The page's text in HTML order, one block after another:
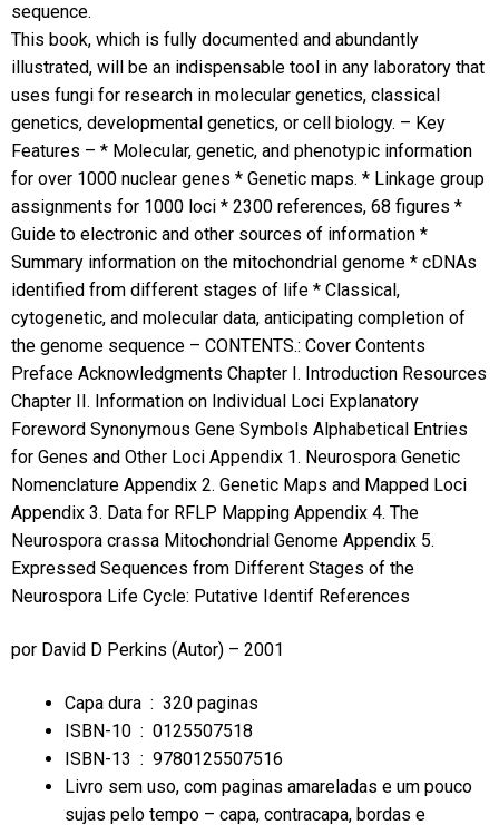
sequence.
This book, which is fully documented and abundantly
illustrated, will be an indispensable tool in any laboratory that
uses fungi for research in molecular genetics, classical
genetics, developmental genetics, or cell biology. – Key
Features – * Molecular, genetic, and phenotypic information
for over 1000 nuclear genes * Genetic maps. * Linkage group
assignments for 1000 loci * 2300 references, 68 figures *
Guide to electronic and other sources of information *
Summary information on the mitochondrial genome * cDNAs
identified from different stages of life * Classical,
cytogenetic, and molecular data, anticipating completion of
the genome sequence – CONTENTS.: Cover Contents
Preface Acknowledgments Chapter I. Introduction Resources
Chapter II. Information on Individual Loci Explanatory
Foreword Synonymous Gene Symbols Alphabetical Entries
for Genes and Other Loci Appendix 1. Neurospora Genetic
Nomenclature Appendix 2. Genetic Maps and Mapped Loci
Appendix 3. Data for RFLP Mapping Appendix 4. The
Neurospora crassa Mitochondrial Genome Appendix 5.
Expressed Sequences from Different Stages of the
Neurospora Life Cycle: Putative Identif References
por David D Perkins (Autor) – 2001
Capa dura ‏ : ‎ 320 paginas
ISBN-10 ‏ : ‎ 0125507518
ISBN-13 ‏ : ‎ 9780125507516
Livro sem uso, com paginas amareladas e um pouco
sujas pelo tempo – capa, contracapa, bordas e